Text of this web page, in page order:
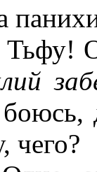
Тьфу!
чего?